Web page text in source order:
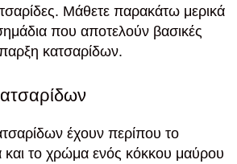
Μάθετε παρακάτω μερικά
που αποτελούν βασικές
κατσαρίδων.
έχουν περίπου το
και το χρώμα ενός κόκκου μαύρου